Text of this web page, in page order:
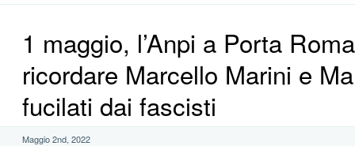
1 maggio, l’Anpi a Porta
ricordare Marcello Marini e
fucilati dai fascisti
Maggio 2nd, 2022